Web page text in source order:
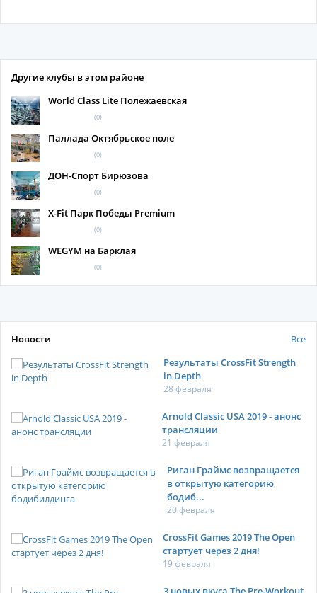
Другие клубы в этом районе
World Class Lite Полежаевская
(0)
Паллада Октябрьское поле
(0)
ДОН-Спорт Бирюзова
(0)
X-Fit Парк Победы Premium
(0)
WEGYM на Барклая
(0)
Новости
Все
Результаты CrossFit Strength
in Depth
28 февраля
Arnold Classic USA 2019 - анонс
трансляции
21 февраля
Риган Граймс возвращается
в открытую категорию
бодиб...
20 февраля
CrossFit Games 2019 The Open
стартует через 2 дня!
19 февраля